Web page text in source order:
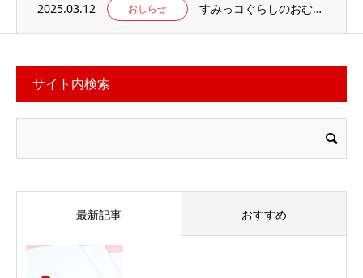
2025.03.12 おしらせ すみっコぐらしのおむつ替えマット 当社楽天ECサイトでお取り扱い中
サイト内検索
最新記事 おすすめ